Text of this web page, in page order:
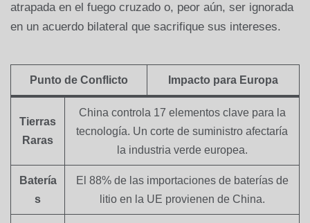
atrapada en el fuego cruzado o, peor aún, ser ignorada
en un acuerdo bilateral que sacrifique sus intereses.
Punto de Conflicto Impacto para Europa
Tierras
Raras
China controla 17 elementos clave para la
tecnología. Un corte de suministro afectaría
la industria verde europea.
Batería
s
El 88% de las importaciones de baterías de
litio en la UE provienen de China.